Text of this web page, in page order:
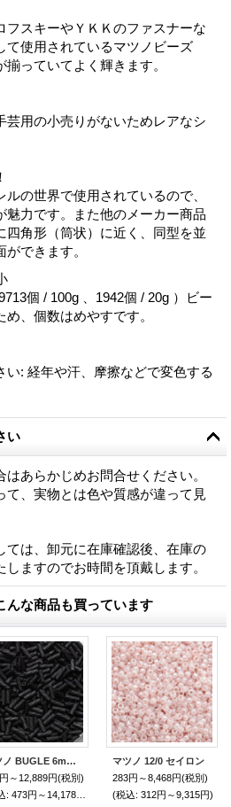
フスキーやＹＫＫのファスナーな
て使用されているマツノビーズ
揃っていてよく輝きます。
芸用の小売りがないためレアなシ
の世界で使用されているので、
魅力です。また他のメーカー商品
四角形（筒状）に近く、同型を並
できます。
個 / 100g 、1942個 / 20g ）ビー
、個数はめやすです。
い: 経年や汗、摩擦などで変色する
い
あらかじめお問合せください。
、実物とは色や質感が違って見
ては、卸元に在庫確認後、在庫の
ますのでお時間を頂戴します。
んな商品も買っています
マツノ BUGLE 6mm スパイラル オパークフロスト
～12,889円(税別)
: 473円～14,178円)
マツノ 12/0 セイロン
283円～8,468円(税別)
(税込: 312円～9,315円)